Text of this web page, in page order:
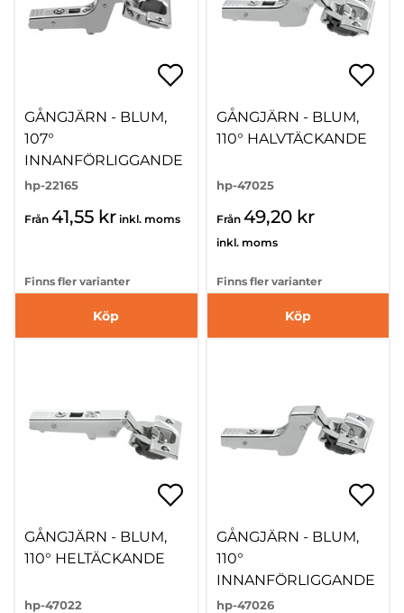
GÅNGJÄRN - BLUM,
107°
INNANFÖRLIGGANDE
hp-22165
Från 41,55 kr inkl. moms
Finns fler varianter
Köp
GÅNGJÄRN - BLUM,
110° HALVTÄCKANDE
hp-47025
Från 49,20 kr
inkl. moms
Finns fler varianter
Köp
GÅNGJÄRN - BLUM,
110° HELTÄCKANDE
hp-47022
GÅNGJÄRN - BLUM,
110°
INNANFÖRLIGGANDE
hp-47026